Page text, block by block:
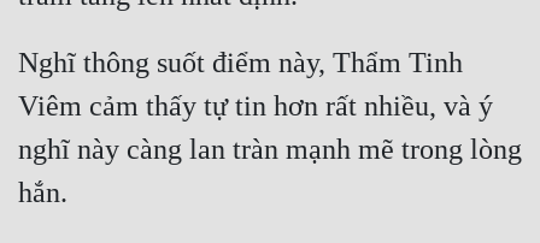
Quan Trường
Sảng Văn
Nghĩ thông suốt điểm này, Thẩm Tinh
Viêm cảm thấy tự tin hơn rất nhiều, và ý
nghĩ này càng lan tràn mạnh mẽ trong lòng